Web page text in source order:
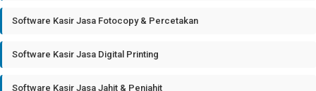
Software Kasir Jasa Fotocopy & Percetakan
Software Kasir Jasa Digital Printing
Software Kasir Jasa Jahit & Penjahit